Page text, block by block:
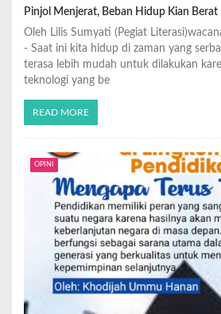
Pinjol Menjerat, Beban Hidup Kian Berat
Oleh Lilis Sumyati (Pegiat
- Saat ini kita hidup di zaman yang
terasa lebih mudah untuk dilakukan
teknologi yang be
READ MORE
OPINI